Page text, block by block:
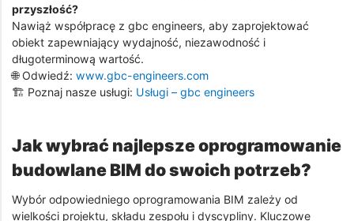
przyszłość?
Nawiąż współpracę z gbc engineers, aby zaprojektować
obiekt zapewniający wydajność, niezawodność i
długoterminową wartość.
🌐 Odwiedź: www.gbc-engineers.com
🏗️ Poznaj nasze usługi: Usługi – gbc engineers
Jak wybrać najlepsze oprogramowanie
budowlane BIM do swoich potrzeb?
Wybór odpowiedniego oprogramowania BIM zależy od
wielkości projektu, składu zespołu i dyscypliny. Kluczowe